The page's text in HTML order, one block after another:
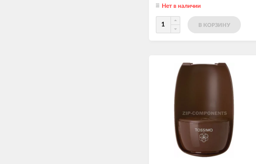
Нет в наличии
В КОРЗИНУ